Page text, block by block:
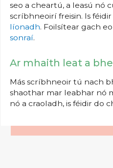
seo a cheartú, a leasú nó
scríbhneoirí freisin. Is
líonadh. Foilsítear gach
sonraí.
Ar mhaith leat a
Más scríbhneoir tú nach
shaothar mar leabhar nó
nó a craoladh, is féidir do